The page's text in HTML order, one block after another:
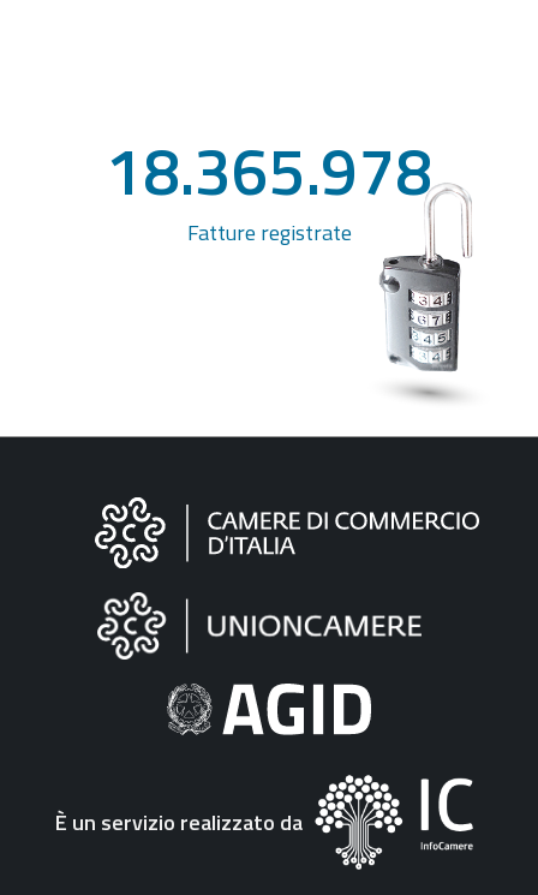
18.365.978
Fatture registrate
Informazioni
"Fattura
Elettronica"
È un servizio realizzato da